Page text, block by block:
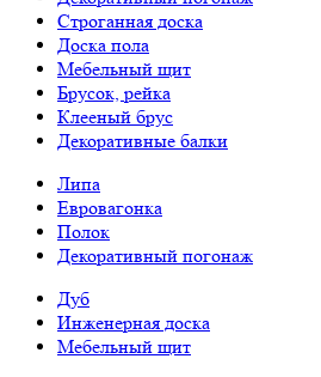
Строганная доска
Доска пола
Мебельный щит
Брусок, рейка
Клееный брус
Декоративные балки
Липа
Евровагонка
Полок
Декоративный погонаж
Дуб
Инженерная доска
Мебельный щит